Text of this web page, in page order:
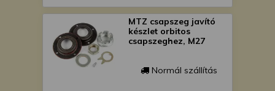
MTZ csapszeg javító
készlet orbitos
csapszeghez, M27
Normál szállítás